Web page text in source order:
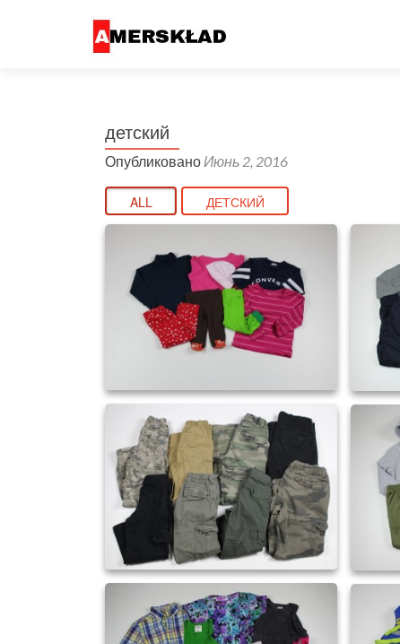
детский
ОпубликованоИюнь 2, 2016
ALL ДЕТСКИЙ